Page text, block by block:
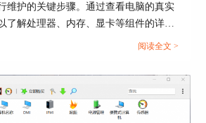
维护的关键步骤。通过查看电脑的真实
了解处理器、内存、显卡等组件的详细
解电脑的性能和使用状况。接下来给大
阅读全文 >